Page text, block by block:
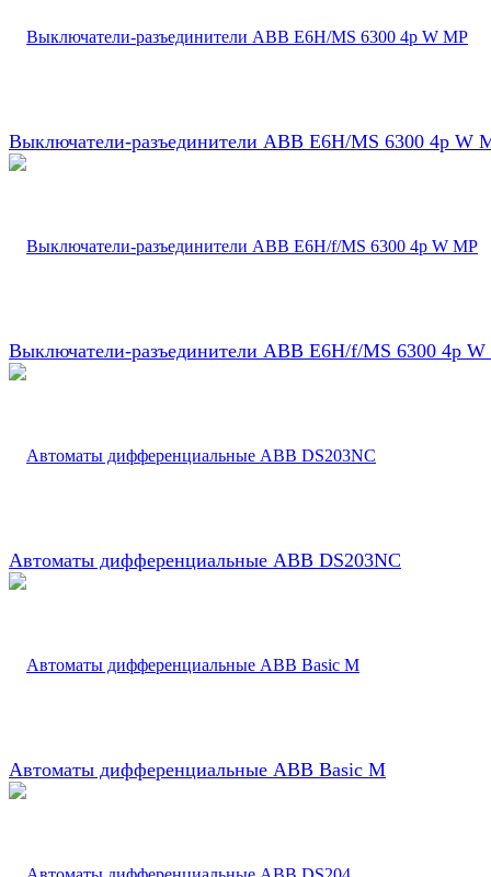
Выключатели-разъединители ABB E6H/MS 6300 4p W
Выключатели-разъединители ABB E6H/f/MS 6300 4p W
Автоматы дифференциальные ABB DS203NC
Автоматы дифференциальные ABB Basic M